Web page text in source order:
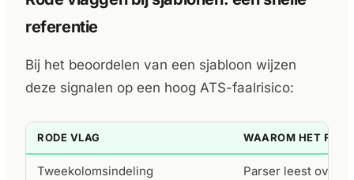
referentie
Bij het beoordelen van een sjabloon wijzen
deze signalen op een hoog ATS-faalrisico:
RODE VLAG WAAROM HET
Tweekolomsindeling
Parser leest over